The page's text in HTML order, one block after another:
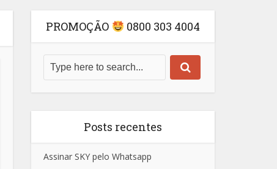
PROMOÇÃO 0800 303 4004
Posts recentes
Assinar SKY pelo Whatsapp